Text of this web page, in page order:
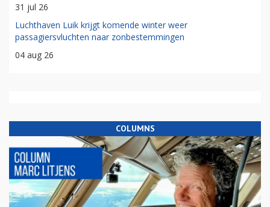
31 jul 26
Luchthaven Luik krijgt komende winter weer
passagiersvluchten naar zonbestemmingen
04 aug 26
COLUMNS